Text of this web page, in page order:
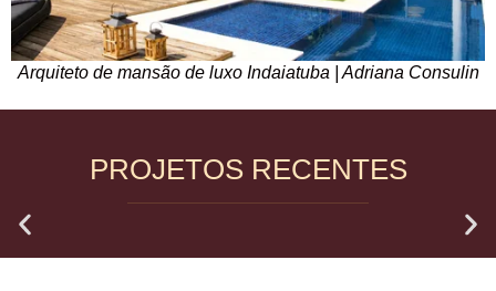
Arquiteto de mansão de luxo Indaiatuba | Adriana Consulin
PROJETOS RECENTES